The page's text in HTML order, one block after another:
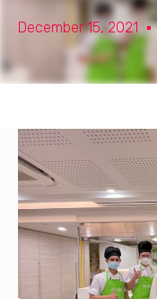
December 15, 2021